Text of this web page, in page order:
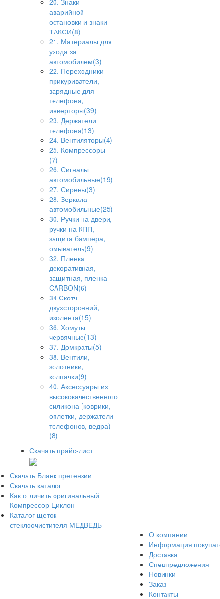
20. Знаки
аварийной
остановки и знаки
ТАКСИ(8)
21. Материалы для
ухода за
автомобилем(3)
22. Переходники
прикуриватели,
зарядные для
телефона,
инверторы(39)
23. Держатели
телефона(13)
24. Вентиляторы(4)
25. Компрессоры
(7)
26. Сигналы
автомобильные(19)
27. Сирены(3)
28. Зеркала
автомобильные(25)
30. Ручки на двери,
ручки на КПП,
защита бампера,
омыватель(9)
32. Пленка
декоративная,
защитная, пленка
CARBON(6)
34 Скотч
двухсторонний,
изолента(15)
36. Хомуты
червячные(13)
37. Домкраты(5)
38. Вентили,
золотники,
колпачки(9)
40. Аксессуары из
высококачественного
силикона (коврики,
оплетки, держатели
телефонов, ведра)
(8)
Скачать прайс-лист
Скачать Бланк претензии
Скачать каталог
Как отличить оригинальный
Компрессор Циклон
Каталог щеток
стеклоочистителя МЕДВЕДЬ
О компании
Информация
Доставка
Спецпредложения
Новинки
Заказ
Контакты